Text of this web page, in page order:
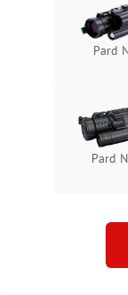
Pard
Pard